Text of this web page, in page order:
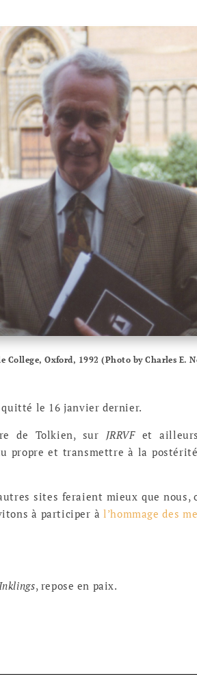
College, Oxford, 1992 (Photo by Charles E.
quitté le 16 janvier dernier.
de Tolkien, sur JRRVFet
propre et transmettre à la
sites feraient mieux que nous,
à participer àl’hommage des
Inklings, repose en paix.